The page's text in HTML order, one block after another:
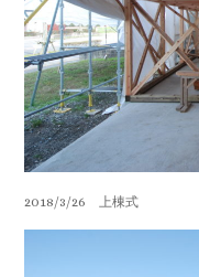
2018/3/26 上棟式